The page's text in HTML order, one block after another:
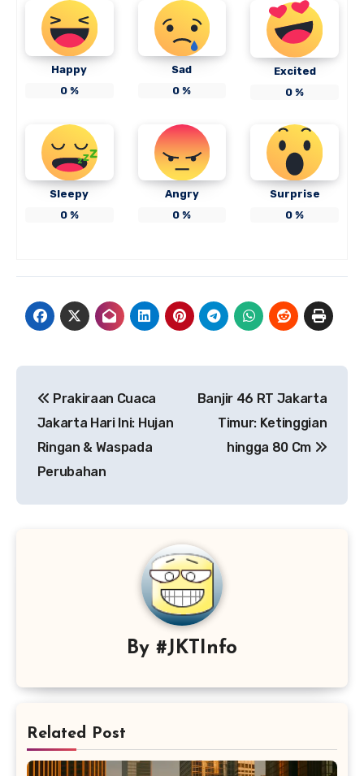
Happy
0%
Sad
0 %
Excited
0 %
Sleepy
0%
Angry
0 %
Surprise
0 %
pos
Prakiraan Cuaca
Jakarta Hari Ini: Hujan
Ringan & Waspada
Perubahan
Banjir 46 RT Jakarta
Timur: Ketinggian
hingga 80 Cm
By #JKTInfo
Related Post